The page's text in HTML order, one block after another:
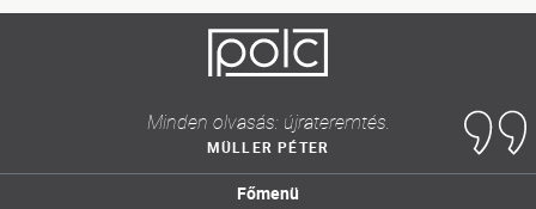
Minden olvasás: újrateremtés.
MÜLLER PÉTER
Főmenü